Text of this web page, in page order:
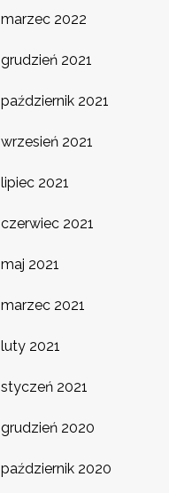
marzec 2022
grudzień 2021
październik 2021
wrzesień 2021
lipiec 2021
czerwiec 2021
maj 2021
marzec 2021
luty 2021
styczeń 2021
grudzień 2020
październik 2020